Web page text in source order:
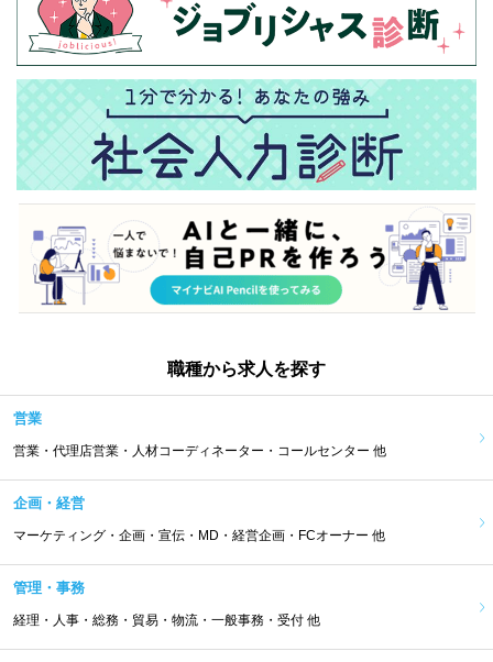
職種から求人を探す
営業
営業・代理店営業・人材コーディネーター・コールセンター 他
企画・経営
マーケティング・企画・宣伝・MD・経営企画・FCオーナー 他
管理・事務
経理・人事・総務・貿易・物流・一般事務・受付 他